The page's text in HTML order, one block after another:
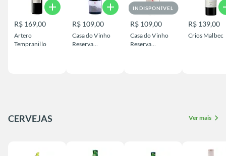
Artero
Tempranillo
R$ 169,00
add
Casa do Vinho
Reserva
R$ 109,00
add
Casa do Vinho
Reserva
R$ 109,00
INDISPONÍVEL
Crios Malbec
R$ 139,00
CERVEJAS Ver mais chevron_right